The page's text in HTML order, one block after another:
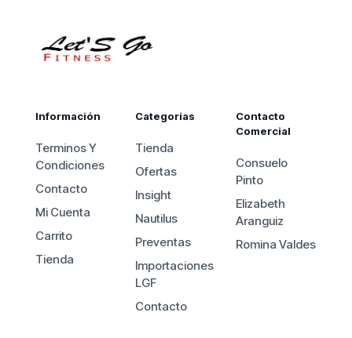
Información
Terminos Y
Condiciones
Contacto
Mi Cuenta
Carrito
Tienda
Categorias
Tienda
Ofertas
Insight
Nautilus
Preventas
Importaciones
LGF
Contacto
Contacto
Comercial
Consuelo
Pinto
Elizabeth
Aranguiz
Romina Valdes